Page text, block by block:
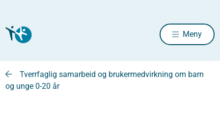
Meny
Tverrfaglig samarbeid og brukermedvirkning om barn
og unge 0-20 år